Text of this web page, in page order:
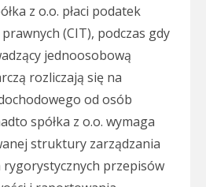
z o.o. płaci podatek
(CIT), podczas gdy
jednoosobową
rozliczają się na
od osób
spółka z o.o. wymaga
struktury zarządzania
przepisów